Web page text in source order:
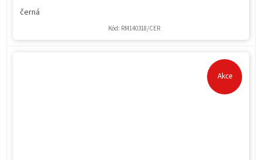
černá
Kód: RM140318/CER
Akce